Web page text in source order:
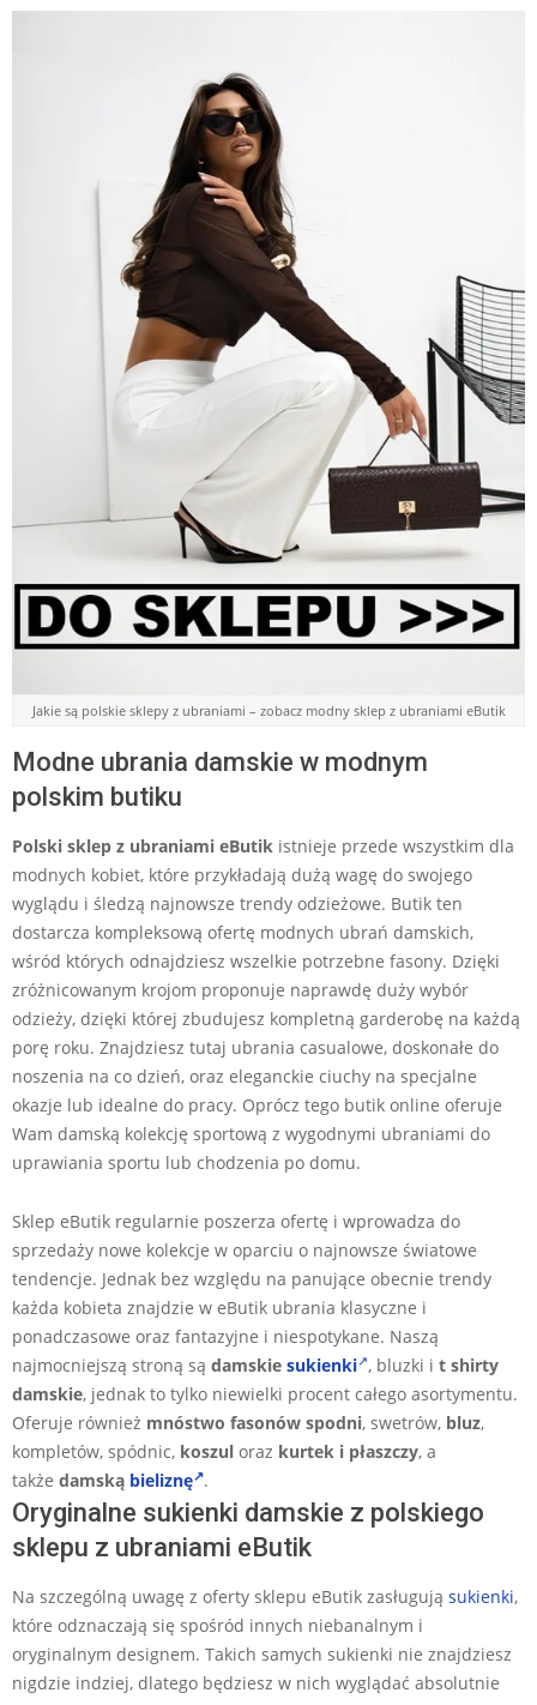
Jakie są polskie sklepy z ubraniami – zobacz modny sklep z ubraniami eButik
Modne ubrania damskie w modnym
polskim butiku
Polski sklep z ubraniami eButik istnieje przede wszystkim dla
modnych kobiet, które przykładają dużą wagę do swojego
wyglądu i śledzą najnowsze trendy odzieżowe. Butik ten
dostarcza kompleksową ofertę modnych ubrań damskich,
wśród których odnajdziesz wszelkie potrzebne fasony. Dzięki
zróżnicowanym krojom proponuje naprawdę duży wybór
odzieży, dzięki której zbudujesz kompletną garderobę na każdą
porę roku. Znajdziesz tutaj ubrania casualowe, doskonałe do
noszenia na co dzień, oraz eleganckie ciuchy na specjalne
okazje lub idealne do pracy. Oprócz tego butik online oferuje
Wam damską kolekcję sportową z wygodnymi ubraniami do
uprawiania sportu lub chodzenia po domu.
Sklep eButik regularnie poszerza ofertę i wprowadza do
sprzedaży nowe kolekcje w oparciu o najnowsze światowe
tendencje. Jednak bez względu na panujące obecnie trendy
każda kobieta znajdzie w eButik ubrania klasyczne i
ponadczasowe oraz fantazyjne i niespotykane. Naszą
najmocniejszą stroną są damskie sukienki , bluzki i t shirty
damskie, jednak to tylko niewielki procent całego asortymentu.
Oferuje również mnóstwo fasonów spodni, swetrów, bluz,
kompletów, spódnic, koszul oraz kurtek i płaszczy, a
także damską bieliznę .
Oryginalne sukienki damskie z polskiego
sklepu z ubraniami eButik
Na szczególną uwagę z oferty sklepu eButik zasługują sukienki,
które odznaczają się spośród innych niebanalnym i
oryginalnym designem. Takich samych sukienki nie znajdziesz
nigdzie indziej, dlatego będziesz w nich wyglądać absolutnie